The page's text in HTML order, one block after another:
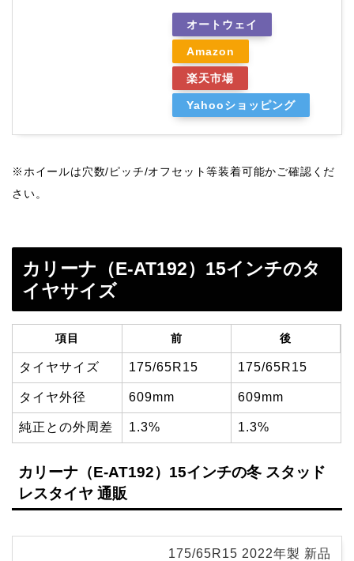
オートウェイ
Amazon
楽天市場
Yahooショッピング
※ホイールは穴数/ピッチ/オフセット等装着可能かご確認くだ
さい。
カリーナ（E-AT192）15インチのタ
イヤサイズ
項目 前 後
タイヤサイズ 175/65R15 175/65R15
タイヤ外径 609mm 609mm
純正との外周差 1.3% 1.3%
カリーナ（E-AT192）15インチの冬 スタッド
レスタイヤ 通販
175/65R15 2022年製 新品